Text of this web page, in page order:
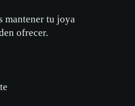
mantener tu joya
ofrecer.